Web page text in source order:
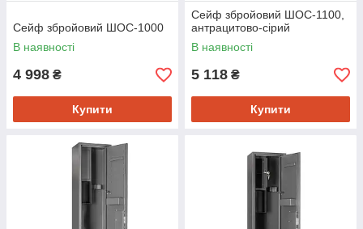
Сейф збройовий ШОС-1000
В наявності
4 998 ₴
Купити
Сейф збройовий ШОС-1100,
антрацитово-сірий
В наявності
5 118 ₴
Купити